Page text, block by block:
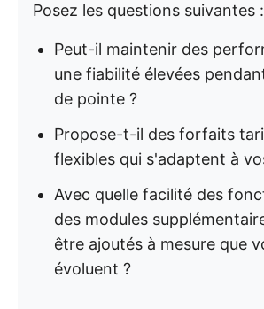
Posez les questions suivantes :
Peut-il maintenir des
une fiabilité élevées
de pointe ?
Propose-t-il des forfaits
flexibles qui s'adaptent à
Avec quelle facilité des
des modules
être ajoutés à mesure que
évoluent ?